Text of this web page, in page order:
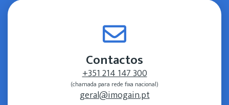
Contactos
+351 214 147 300
(chamada para rede fixa nacional)
geral@imogain.pt